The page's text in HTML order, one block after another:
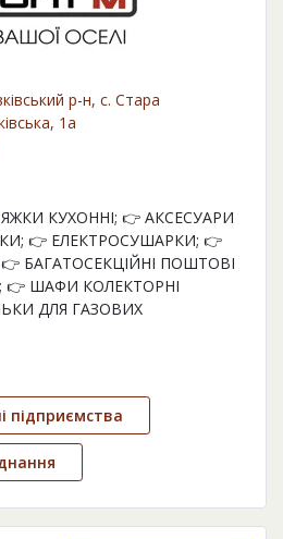
р-н, с. Стара
1а
КУХОННІ; 👉 АКСЕСУАРИ
👉 ЕЛЕКТРОСУШАРКИ; 👉
БАГАТОСЕКЦІЙНІ ПОШТОВІ
ШАФИ КОЛЕКТОРНІ
ДЛЯ ГАЗОВИХ
підприємства